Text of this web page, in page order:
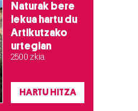
Naturak bere
lekua hartu du
Artikutzako
urtegian
2.500 zkia.
HARTU HITZA